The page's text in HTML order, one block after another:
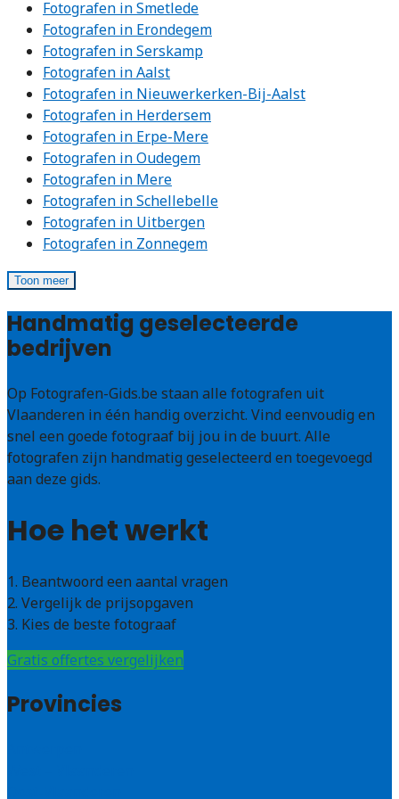
Fotografen in Smetlede
Fotografen in Erondegem
Fotografen in Serskamp
Fotografen in Aalst
Fotografen in Nieuwerkerken-Bij-Aalst
Fotografen in Herdersem
Fotografen in Erpe-Mere
Fotografen in Oudegem
Fotografen in Mere
Fotografen in Schellebelle
Fotografen in Uitbergen
Fotografen in Zonnegem
Toon meer
Handmatig geselecteerde
bedrijven
Op Fotografen-Gids.be staan alle fotografen uit
Vlaanderen in één handig overzicht. Vind eenvoudig en
snel een goede fotograaf bij jou in de buurt. Alle
fotografen zijn handmatig geselecteerd en toegevoegd
aan deze gids.
Hoe het werkt
1. Beantwoord een aantal vragen
2. Vergelijk de prijsopgaven
3. Kies de beste fotograaf
Gratis offertes vergelijken
Provincies